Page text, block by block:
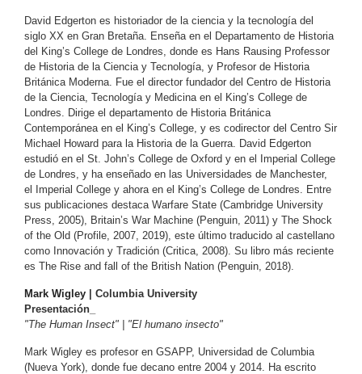
David Edgerton es historiador de la ciencia y la tecnología del
siglo XX en Gran Bretaña. Enseña en el Departamento de Historia
del King’s College de Londres, donde es Hans Rausing Professor
de Historia de la Ciencia y Tecnología, y Profesor de Historia
Británica Moderna. Fue el director fundador del Centro de Historia
de la Ciencia, Tecnología y Medicina en el King’s College de
Londres. Dirige el departamento de Historia Británica
Contemporánea en el King’s College, y es codirector del Centro Sir
Michael Howard para la Historia de la Guerra. David Edgerton
estudió en el St. John’s College de Oxford y en el Imperial College
de Londres, y ha enseñado en las Universidades de Manchester,
el Imperial College y ahora en el King’s College de Londres. Entre
sus publicaciones destaca Warfare State (Cambridge University
Press, 2005), Britain’s War Machine (Penguin, 2011) y The Shock
of the Old (Profile, 2007, 2019), este último traducido al castellano
como Innovación y Tradición (Critica, 2008). Su libro más reciente
es The Rise and fall of the British Nation (Penguin, 2018).
Mark Wigley
Columbia University
Presentación_
"The Human Insect" | "El humano insecto"
Mark Wigley es profesor en GSAPP, Universidad de Columbia
(Nueva York), donde fue decano entre 2004 y 2014. Ha escrito